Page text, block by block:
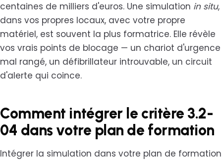
centaines de milliers d'euros. Une simulation in situ,
dans vos propres locaux, avec votre propre
matériel, est souvent la plus formatrice. Elle révèle
vos vrais points de blocage — un chariot d'urgence
mal rangé, un défibrillateur introuvable, un circuit
d'alerte qui coince.
Comment intégrer le critère 3.2-
04 dans votre plan de formation
Intégrer la simulation dans votre plan de formation